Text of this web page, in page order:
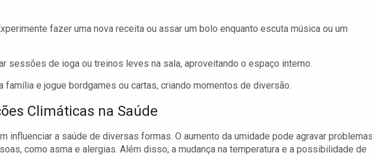
fazer uma nova receita ou assar um bolo enquanto escuta música ou um
sessões de ioga ou treinos leves na sala, aproveitando o espaço interno.
família e jogue bordgames ou cartas, criando momentos de diversão.
Climáticas na Saúde
influenciar a saúde de diversas formas. O aumento da umidade pode agravar
como asma e alergias. Além disso, a mudança na temperatura e a possibilidade de